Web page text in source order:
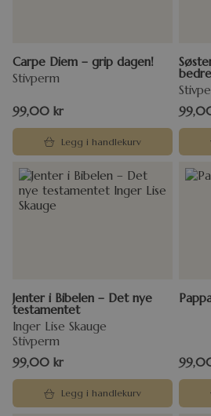
Carpe Diem – grip dagen!
Stivperm
99,00 kr
Legg i handlekurv
Jenter i Bibelen – Det nye
testamentet
Inger Lise Skauge
Stivperm
99,00 kr
Legg i handlekurv